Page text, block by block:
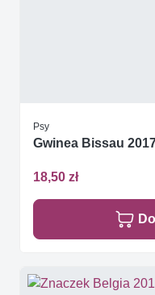
Psy
Gwinea Bissau
18,50 zł